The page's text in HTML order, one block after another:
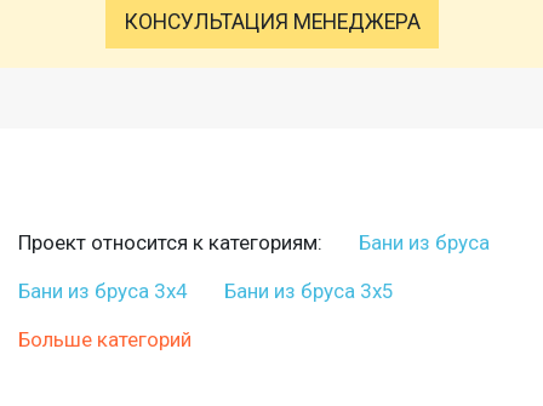
КОНСУЛЬТАЦИЯ МЕНЕДЖЕРА
Проект относится к категориям:
Бани из бруса
Бани из бруса 3х4
Бани из бруса 3х5
Больше категорий